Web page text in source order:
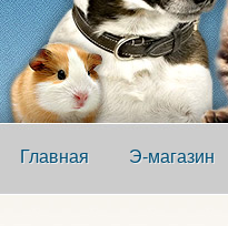
Главная Э-магазин